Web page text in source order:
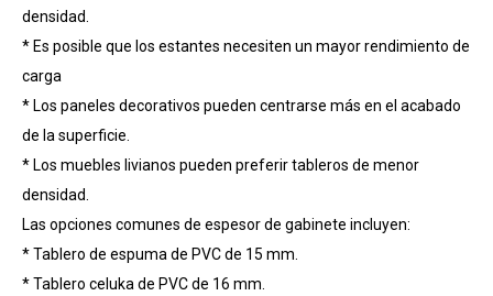
densidad.
* Es posible que los estantes necesiten un mayor rendimiento de
carga
* Los paneles decorativos pueden centrarse más en el acabado
de la superficie.
* Los muebles livianos pueden preferir tableros de menor
densidad.
Las opciones comunes de espesor de gabinete incluyen:
* Tablero de espuma de PVC de 15 mm.
* Tablero celuka de PVC de 16 mm.